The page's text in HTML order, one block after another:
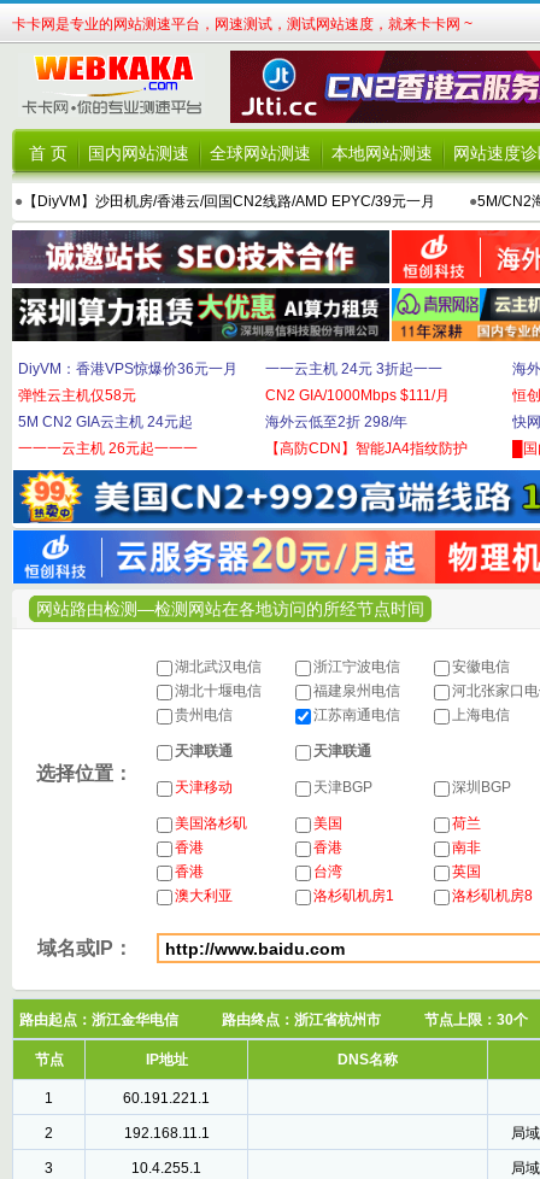
卡卡网是专业的网站测速平台，网速测试，测试网站速度，就来卡卡网 ~
首 页 国内网站测速 全球网站测速 本地网站测速 网站速度
● 【DiyVM】沙田机房/香港云/回国CN2线路/AMD EPYC/39元一月 ●5M/CN2
DiyVM：香港VPS惊爆价36元一月
弹性云主机仅58元
5M CN2 GIA云主机 24元起
一一一云主机 26元起一一一
一一云主机 24元 3折起一一
CN2 GIA/1000Mbps $111/月
海外云低至2折 298/年
【高防CDN】智能JA4指纹防护
海
恒
快
█
网站路由检测—检测网站在各地访问的所经节点时间
选择位置：
湖北武汉电信 浙江宁波电信
安徽电信
湖北十堰电信
福建泉州电信
河北张家口
贵州电信
江苏南通电信 上海电信
天津联通 天津联通
天津移动 天津BGP 深圳BGP
美国洛杉矶 美国
荷兰
香港
香港
南非
香港
台湾
英国
澳大利亚
洛杉矶机房1 洛杉矶机房8
域名或IP：
路由起点：浙江金华电信 路由终点：浙江省杭州市 节点上限：
节点 IP地址 DNS名称
1 60.191.221.1
2 192.168.11.1 局
3 10.4.255.1 局